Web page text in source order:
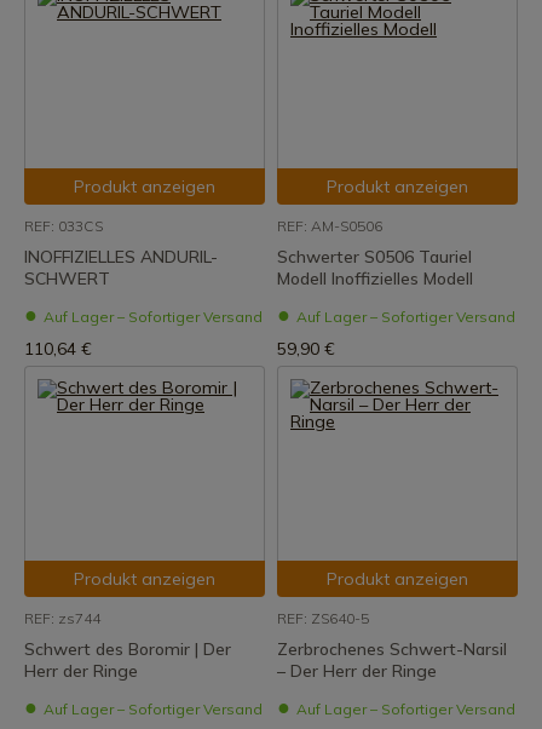
Produkt anzeigen
REF: 033CS
INOFFIZIELLES ANDURIL-
SCHWERT
Auf Lager – Sofortiger Versand
110,64 €
Produkt anzeigen
REF: AM-S0506
Schwerter S0506 Tauriel
Modell Inoffizielles Modell
Auf Lager – Sofortiger Versand
59,90 €
Produkt anzeigen
REF: zs744
Schwert des Boromir | Der
Herr der Ringe
Auf Lager – Sofortiger Versand
Produkt anzeigen
REF: ZS640-5
Zerbrochenes Schwert-Narsil
– Der Herr der Ringe
Auf Lager – Sofortiger Versand